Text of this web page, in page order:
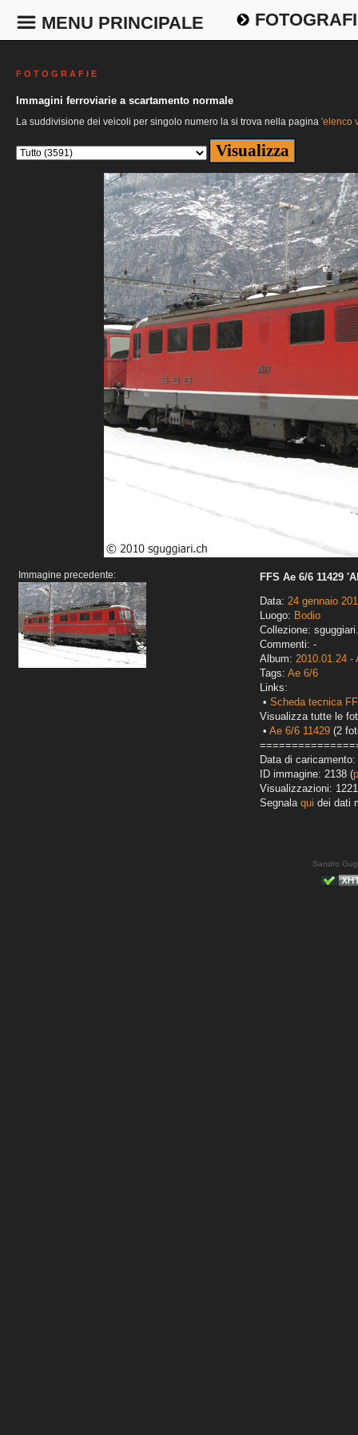
MENU PRINCIPALE
F O T O G R A F I E
Immagini ferroviarie a scartamento normale
La suddivisione dei veicoli per singolo numero la si trova nella pagina 'elenco
Immagine precedente:
FFS Ae 6/6 11429
Data: 24 gennaio
Luogo: Bodio
Collezione:
Commenti: -
Album: 2010.01.24 -
Tags: Ae 6/6
Links:
• Scheda tecnica
Visualizza tutte le
• Ae 6/6 11429 (2
Data di
ID immagine: 2138 (
Visualizzazioni: 1221
Segnala qui dei dati
Sandro